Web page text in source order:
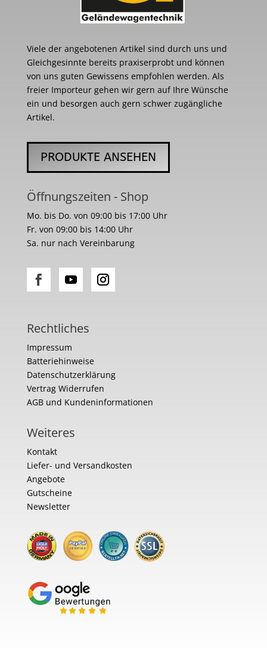
Viele der angebotenen Artikel sind durch uns und
Gleichgesinnte bereits praxiserprobt und können
von uns guten Gewissens empfohlen werden. Als
freier Importeur gehen wir gern auf Ihre Wünsche
ein und besorgen auch gern schwer zugängliche
Artikel.
PRODUKTE ANSEHEN
Öffnungszeiten - Shop
Mo. bis Do. von 09:00 bis 17:00 Uhr
Fr. von 09:00 bis 14:00 Uhr
Sa. nur nach Vereinbarung
Rechtliches
Impressum
Batteriehinweise
Datenschutzerklärung
Vertrag Widerrufen
AGB und Kundeninformationen
Weiteres
Kontakt
Liefer- und Versandkosten
Angebote
Gutscheine
Newsletter